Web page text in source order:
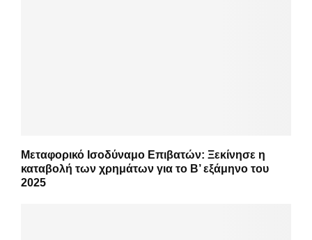
Μεταφορικό Ισοδύναμο Επιβατών: Ξεκίνησε η
καταβολή των χρημάτων για το Β’ εξάμηνο του
2025